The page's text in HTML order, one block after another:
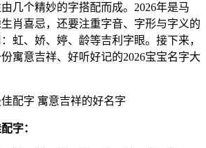
几个精妙的字搭配而成。2026年是马
肖喜忌，还要注重字音、字形与字义的
虹、娇、婷、龄等吉利字眼。接下来，
寓意吉祥、好听好记的2026宝宝名字大
字：